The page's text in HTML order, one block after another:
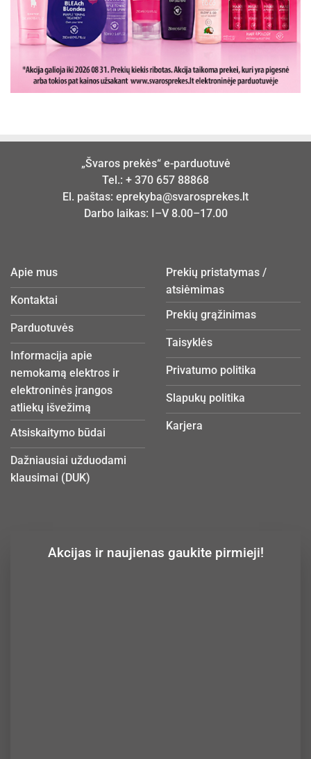
„Švaros prekės“ e-parduotuvė
Tel.: + 370 657 88868
El. paštas: eprekyba@svarosprekes.lt
Darbo laikas: I–V 8.00–17.00
Apie mus
Kontaktai
Parduotuvės
Informacija apie
nemokamą elektros ir
elektroninės įrangos
atliekų išvežimą
Atsiskaitymo būdai
Dažniausiai užduodami
klausimai (DUK)
Prekių pristatymas /
atsiėmimas
Prekių grąžinimas
Taisyklės
Privatumo politika
Slapukų politika
Karjera
Akcijas ir naujienas gaukite pirmieji!